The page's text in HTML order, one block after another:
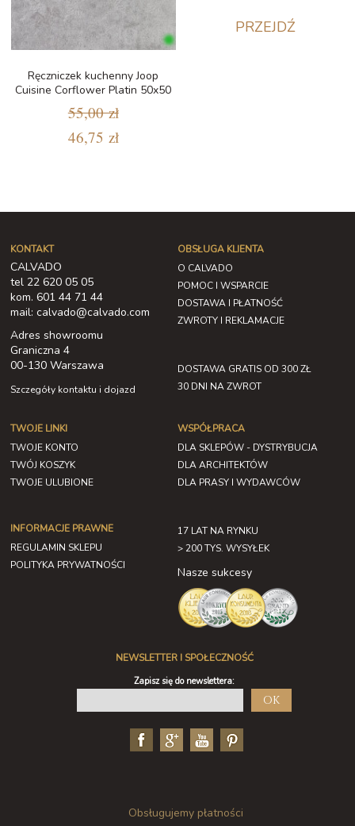
Ręczniczek kuchenny Joop
Cuisine Corflower Platin 50x50
55,00 zł
46,75 zł
PRZEJDŹ
KONTAKT
CALVADO
tel 22 620 05 05
kom. 601 44 71 44
mail: calvado@calvado.com
Adres showroomu
Graniczna 4
00-130 Warszawa
Szczegóły kontaktu i dojazd
OBSŁUGA KLIENTA
O CALVADO
POMOC I WSPARCIE
DOSTAWA I PŁATNOŚĆ
ZWROTY I REKLAMACJE
DOSTAWA GRATIS OD 300 ZŁ
30 DNI NA ZWROT
TWOJE LINKI
TWOJE KONTO
TWÓJ KOSZYK
TWOJE ULUBIONE
INFORMACJE PRAWNE
REGULAMIN SKLEPU
POLITYKA PRYWATNOŚCI
WSPÓŁPRACA
DLA SKLEPÓW - DYSTRYBUCJA
DLA ARCHITEKTÓW
DLA PRASY I WYDAWCÓW
17 LAT NA RYNKU
> 200 TYS. WYSYŁEK
Nasze sukcesy
NEWSLETTER I SPOŁECZNOŚĆ
Zapisz się do newslettera:
OK
Obsługujemy płatności